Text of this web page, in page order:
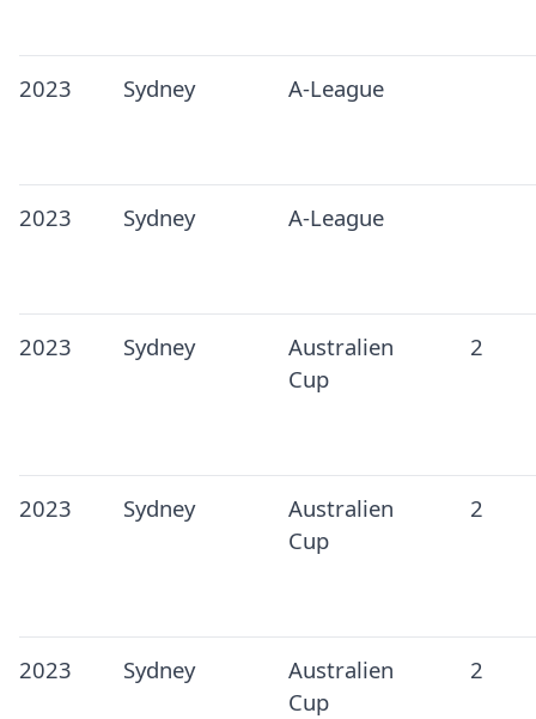
2023 Sydney A-League
2023 Sydney A-League
2023 Sydney
Australien
Cup
2
2023 Sydney
Australien
Cup
2
2023 Sydney
Australien
Cup
2